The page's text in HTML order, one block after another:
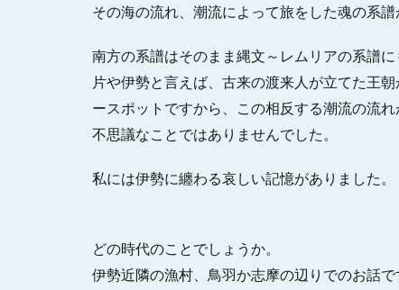
その海の流れ、潮流によって旅をした魂の系
南方の系譜はそのまま縄文～レムリアの系譜に
片や伊勢と言えば、古来の渡来人が立てた王
ースポットですから、この相反する潮流の流
不思議なことではありませんでした。
私には伊勢に纏わる哀しい記憶がありました。
どの時代のことでしょうか。
伊勢近隣の漁村、鳥羽か志摩の辺りでのお話で